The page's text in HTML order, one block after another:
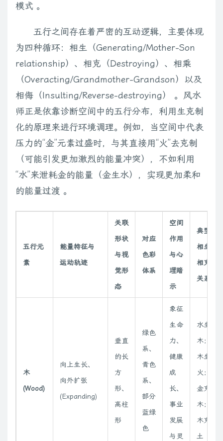
模式 。
五行之间存在着严密的互动逻辑，主要体现
为四种循环：相生（Generating/Mother-Son
relationship）、相克（Destroying）、相乘
（Overacting/Grandmother-Grandson）以及
相侮（Insulting/Reverse-destroying） 。风水
师正是依靠诊断空间中的五行分布，利用生克制
化的原理来进行环境调理。例如，当空间中代表
压力的“金”元素过盛时，与其直接用“火”去克制
（可能引发更加激烈的能量冲突），不如利用
“水”来泄耗金的能量（金生水），实现更加柔和
的能量过渡 。
五行元
素
能量特征与
运动轨迹
关联
形状
与视
觉形
态
对应
色彩
体系
空间
作用
与心
理暗
示
典型
相生
相克
关系
木
(Wood)
向上生长、
向外扩张
(Expanding)
垂直
的长
方
形、
高柱
形
绿色
系、
青色
系、
部分
蓝绿
色
象征
生命
力、
健康
成
长、
事业
发展
与灵
水生
木；
木生
火；
金克
木；
木克
土